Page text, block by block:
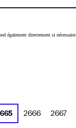
également directement si nécessaire.
2666 2667